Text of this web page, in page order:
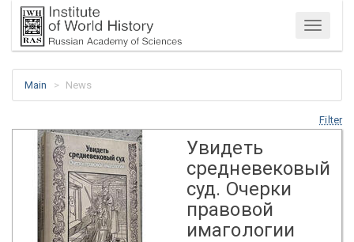
Menu
Main News
Filter
Увидеть
средневековый
суд. Очерки
правовой
имагологии